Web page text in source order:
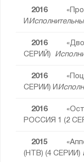
2016
И
2016
СЕРИЙ)
2016
СЕРИИ) И
2016
РОССИЯ 1 (2
2015
(НТВ) (4 СЕРИИ)